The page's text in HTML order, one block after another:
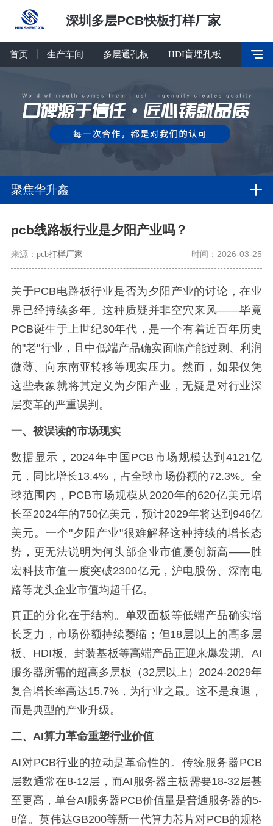
深圳多层PCB快板打样厂家
首页 生产车间 多层通孔板 HDI盲埋孔板
聚焦华升鑫
pcb线路板行业是夕阳产业吗？
来源： pcb打样厂家 时间：2026-03-25
关于PCB电路板行业是否为夕阳产业的讨论，在业
界已经持续多年。这种质疑并非空穴来风——毕竟
PCB诞生于上世纪30年代，是一个有着近百年历史
的"老"行业，且中低端产品确实面临产能过剩、利润
微薄、向东南亚转移等现实压力。然而，如果仅凭
这些表象就将其定义为夕阳产业，无疑是对行业深
层变革的严重误判。
一、被误读的市场现实
数据显示，2024年中国PCB市场规模达到4121亿
元，同比增长13.4%，占全球市场份额的72.3%。全
球范围内，PCB市场规模从2020年的620亿美元增
长至2024年的750亿美元，预计2029年将达到946亿
美元。一个"夕阳产业"很难解释这种持续的增长态
势，更无法说明为何头部企业市值屡创新高——胜
宏科技市值一度突破2300亿元，沪电股份、深南电
路等龙头企业市值均超千亿。
真正的分化在于结构。单双面板等低端产品确实增
长乏力，市场份额持续萎缩；但18层以上的高多层
板、HDI板、封装基板等高端产品正迎来爆发期。AI
服务器所需的超高多层板（32层以上）2024-2029年
复合增长率高达15.7%，为行业之最。这不是衰退，
而是典型的产业升级。
二、AI算力革命重塑行业价值
AI对PCB行业的拉动是革命性的。传统服务器PCB
层数通常在8-12层，而AI服务器主板需要18-32层甚
至更高，单台AI服务器PCB价值量是普通服务器的5-
8倍。英伟达GB200等新一代算力芯片对PCB的规格